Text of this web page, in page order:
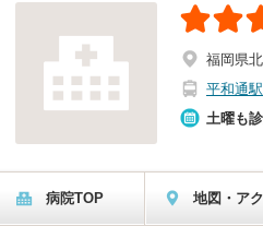
福岡県
平和通駅
土曜も
病院TOP 地図・ア